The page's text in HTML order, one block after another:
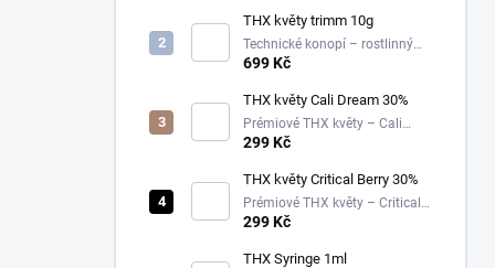
THX květy trimm 10g
Technické konopí – rostlinný
materiál
699 Kč
THX květy Cali Dream 30%
Prémiové THX květy – Cali
Dream – 30%
299 Kč
THX květy Critical Berry 30%
Prémiové THX květy – Critical
Berry – 30%
299 Kč
THX Syringe 1ml